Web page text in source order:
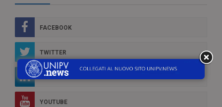
FACEBOOK
TWITTER
LINKEDIN
YOUTUBE